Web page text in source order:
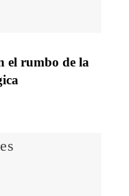
el rumbo de la